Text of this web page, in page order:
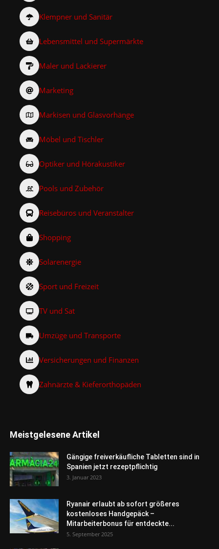
Klempner und Sanitär
Lebensmittel und Supermärkte
Maler und Lackierer
Marketing
Markisen und Glasvorhänge
Möbel und Tischler
Optiker und Hörakustiker
Pools und Zubehör
Reisebüros und Veranstalter
Shopping
Solarenergie
Sport und Freizeit
TV und Sat
Umzüge und Transporte
Versicherungen und Finanzen
Zahnärzte & Kieferorthopäden
Meistgelesene Artikel
Gängige freiverkäufliche Tabletten sind in
Spanien jetzt rezeptpflichtig
3. Januar 2023
Ryanair erlaubt ab sofort größeres
kostenloses Handgepäck –
Mitarbeiterbonus für entdeckte...
5. September 2025